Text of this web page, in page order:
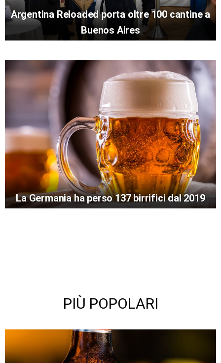
Argentina Reloaded porta oltre 100 cantine a
Buenos Aires
La Germania ha perso 137 birrifici dal 2019
PIÙ POPOLARI